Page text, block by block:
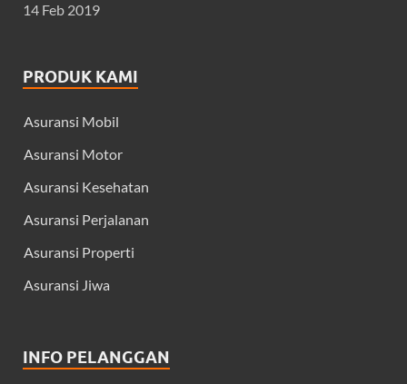
14 Feb 2019
PRODUK KAMI
Asuransi Mobil
Asuransi Motor
Asuransi Kesehatan
Asuransi Perjalanan
Asuransi Properti
Asuransi Jiwa
INFO PELANGGAN